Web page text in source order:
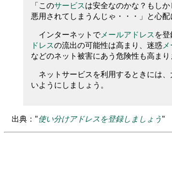
「このサービスは安全なのかな？もし
悪用されてしまうんじゃ ・ ・ ・ 」 と心
インターネッ ト でメールアドレスを登
ドレスの流出の可能性は高まり 、 迷惑
などのネッ ト被害にあう危険性も高まり
ネッ トサービスを利用するときには、
いようにしましょう 。
出典： 使い分けアドレスを登録しましょう